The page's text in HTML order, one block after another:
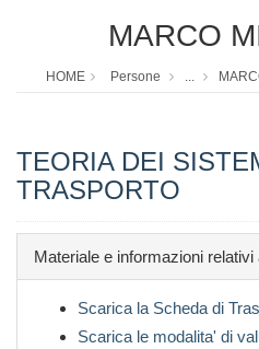
MARCO
HOME Persone ...
TEORIA DEI
TRASPORTO
Materiale e informazioni
Scarica la Scheda di
Scarica le modalita' di